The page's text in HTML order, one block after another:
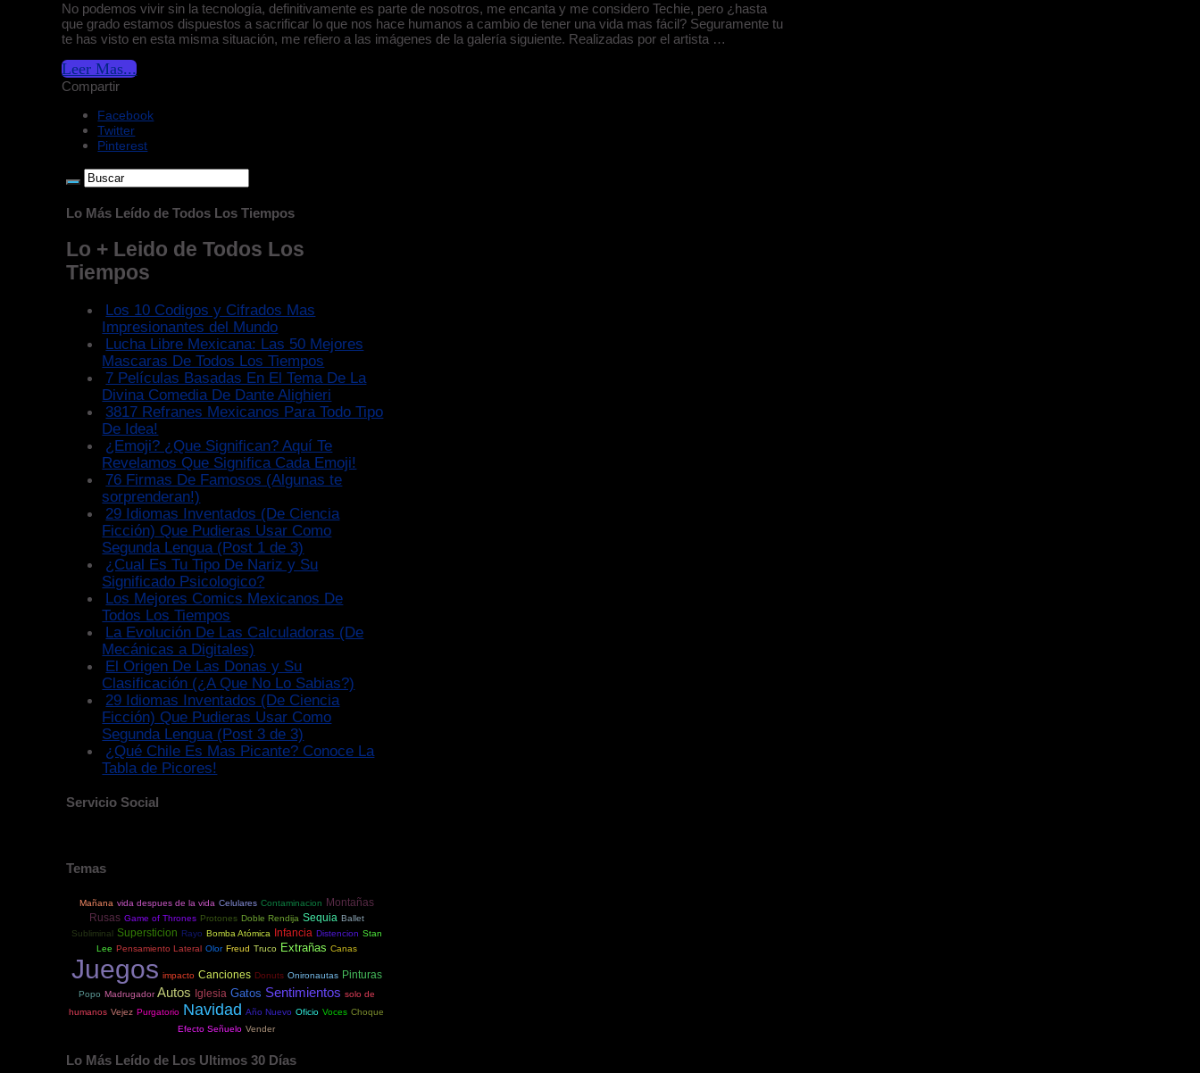
No podemos vivir sin la tecnología, definitivamente es parte de nosotros, me encanta y me considero Techie, pero ¿hasta
que grado estamos dispuestos a sacrificar lo que nos hace humanos a cambio de tener una vida mas fácil? Seguramente tu
te has visto en esta misma situación, me refiero a las imágenes de la galería siguiente. Realizadas por el artista …
Leer Mas...
Compartir
Facebook
Twitter
Pinterest
Lo Más Leído de Todos Los Tiempos
Lo + Leido de Todos Los
Tiempos
Los 10 Codigos y Cifrados Mas
Impresionantes del Mundo
Lucha Libre Mexicana: Las 50 Mejores
Mascaras De Todos Los Tiempos
7 Películas Basadas En El Tema De La
Divina Comedia De Dante Alighieri
3817 Refranes Mexicanos Para Todo Tipo
De Idea!
¿Emoji? ¿Que Significan? Aquí Te
Revelamos Que Significa Cada Emoji!
76 Firmas De Famosos (Algunas te
sorprenderan!)
29 Idiomas Inventados (De Ciencia
Ficción) Que Pudieras Usar Como
Segunda Lengua (Post 1 de 3)
¿Cual Es Tu Tipo De Nariz y Su
Significado Psicologico?
Los Mejores Comics Mexicanos De
Todos Los Tiempos
La Evolución De Las Calculadoras (De
Mecánicas a Digitales)
El Origen De Las Donas y Su
Clasificación (¿A Que No Lo Sabias?)
29 Idiomas Inventados (De Ciencia
Ficción) Que Pudieras Usar Como
Segunda Lengua (Post 3 de 3)
¿Qué Chile Es Mas Picante? Conoce La
Tabla de Picores!
Servicio Social
Temas
Mañana vida despues de la vida Celulares Contaminacion Montañas
Rusas Game of Thrones Protones Doble Rendija Sequia Ballet
Subliminal Supersticion Rayo Bomba Atómica Infancia Distencion Stan
Lee Pensamiento Lateral Olor Freud Truco Extrañas Canas
Juegos impacto Canciones Donuts Onironautas Pinturas
Popo Madrugador Autos Iglesia Gatos Sentimientos solo de
humanos Vejez Purgatorio Navidad Año Nuevo Oficio Voces Choque
Efecto Señuelo Vender
Lo Más Leído de Los Ultimos 30 Días